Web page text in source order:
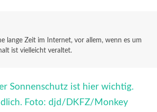
lange Zeit im Internet, vor allem, wenn es um
ist vielleicht veraltet.